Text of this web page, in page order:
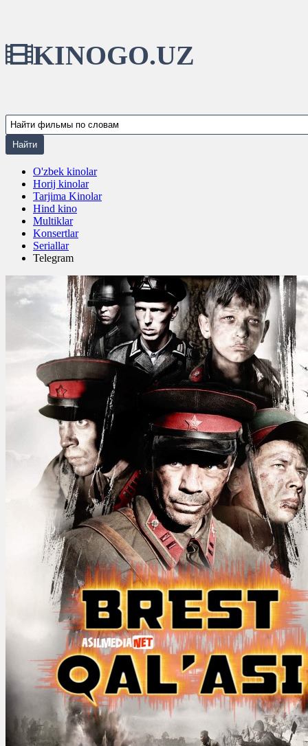
KINOGO.UZ
O'zbek kinolar
Horij kinolar
Tarjima Kinolar
Hind kino
Multiklar
Konsertlar
Seriallar
Telegram